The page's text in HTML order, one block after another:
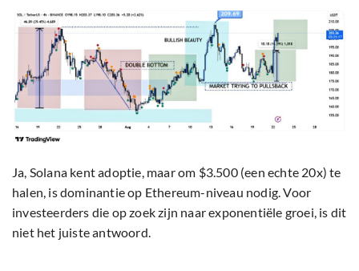
Ja, Solana kent adoptie, maar om $3.500 (een echte 20x) te
halen, is dominantie op Ethereum-niveau nodig. Voor
investeerders die op zoek zijn naar exponentiële groei, is dit
niet het juiste antwoord.